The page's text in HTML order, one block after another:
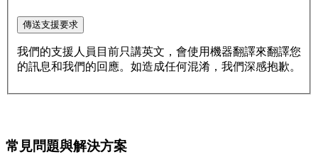
傳送支援要求
我們的支援人員目前只講英文，會使用機器翻譯來翻譯您
的訊息和我們的回應。如造成任何混淆，我們深感抱歉。
常見問題與解決方案